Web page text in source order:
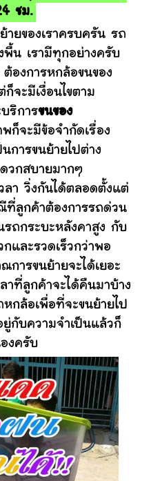
ชม.
องเราครบครัน รถ
พื้น เรามีทุกอย่างครับ
องการหกล้อขนของ
จะมีเงื่อนไขตาม
ริการขนของ
พก็จะมีข้อจำกัดเรื่อง
การขนย้ายไปต่าง
วกสบายมากๆ
ลา วิ่งกันได้ตลอดตั้งแต่
ที่ลูกค้าต้องการรถด่วน
รถกระบะหลังคาสูง กับ
และรวดเร็วกว่าพอ
ารขนย้ายจะได้เยอะ
าที่ลูกค้าจะได้คืนมาบ้าง
กล้อเพื่อที่จะขนย้ายไป
กับความจำเป็นแล้วก็
งครับ